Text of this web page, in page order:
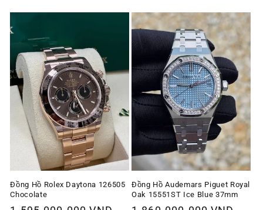
thường
Đồng Hồ Rolex Daytona 126505
Chocolate
Đồng Hồ Audemars Piguet Royal
Oak 15551ST Ice Blue 37mm